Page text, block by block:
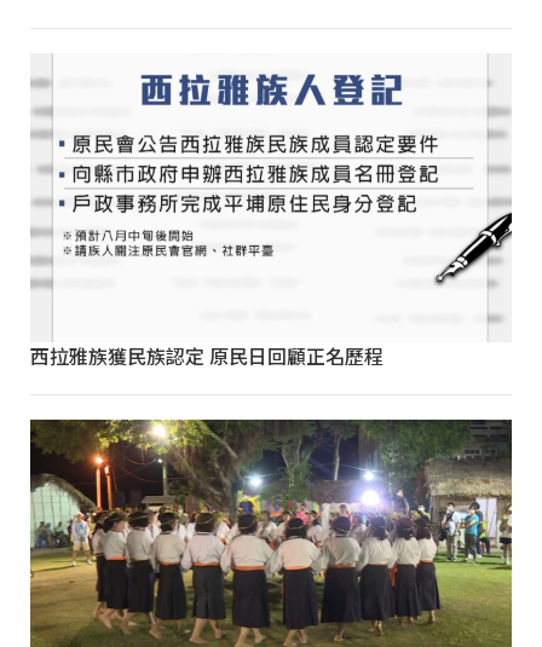
西拉雅族獲民族認定 原民日回顧正名歷程